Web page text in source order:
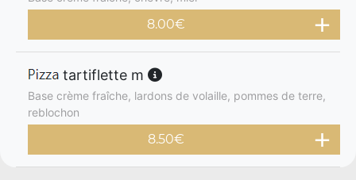
8.00€
tartiflette m
Base crème fraîche, lardons de volaille, pommes de terre,
reblochon
8.50€